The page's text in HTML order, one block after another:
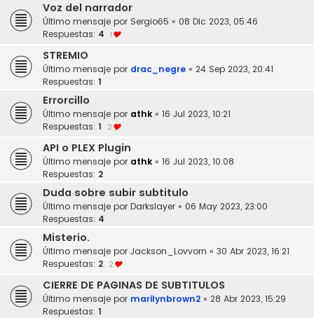
Voz del narrador
Último mensaje por Sergio65 « 08 Dic 2023, 05:46
Respuestas: 4 1
STREMIO
Último mensaje por drac_negre « 24 Sep 2023, 20:41
Respuestas: 1
Errorcillo
Último mensaje por athk « 16 Jul 2023, 10:21
Respuestas: 1 2
API o PLEX Plugin
Último mensaje por athk « 16 Jul 2023, 10:08
Respuestas: 2
Duda sobre subir subtitulo
Último mensaje por Darkslayer « 06 May 2023, 23:00
Respuestas: 4
Misterio.
Último mensaje por Jackson_Lovvorn « 30 Abr 2023, 16:21
Respuestas: 2 2
CIERRE DE PAGINAS DE SUBTITULOS
Último mensaje por marilynbrown2 « 28 Abr 2023, 15:29
Respuestas: 1